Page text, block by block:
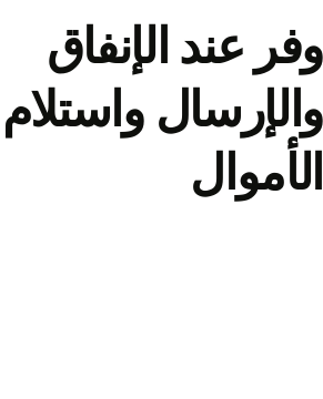
وفر عند الإنفاق
والإرسال واستلام
الأموال